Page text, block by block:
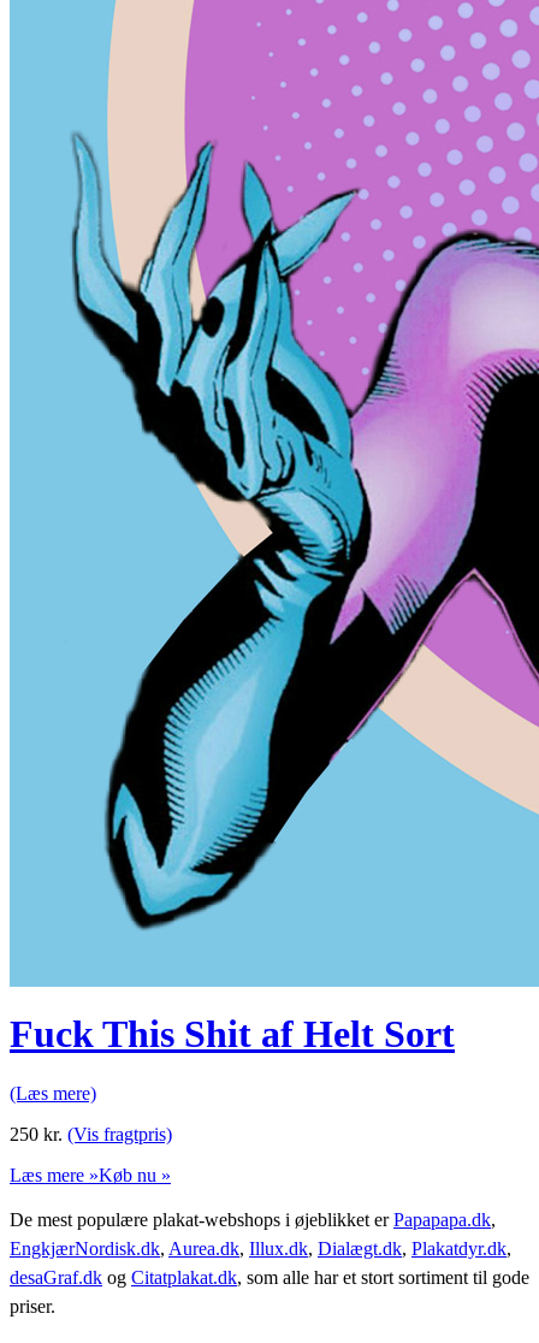
Fuck This Shit af Helt Sort
(Læs mere)
250 kr. (Vis fragtpris)
Læs mere »Køb nu »
De mest populære plakat-webshops i øjeblikket erPapapapa.dk,
EngkjærNordisk.dk, Aurea.dk, Illux.dk, Dialægt.dk, Plakatdyr.dk,
desaGraf.dk og Citatplakat.dk, som alle har et stort sortiment til gode
priser.